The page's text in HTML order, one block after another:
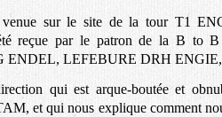
sur le site de la tour T1
reçue par le patron de la B to
ENDEL, LEFEBURE DRH
qui est arque-boutée et
et qui nous explique comment